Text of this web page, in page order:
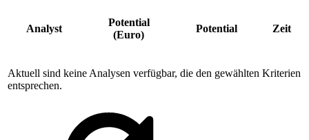
Analyst
Potential
(Euro)
Potential Zeit
Aktuell sind keine Analysen verfügbar, die den gewählten Kriterien
entsprechen.